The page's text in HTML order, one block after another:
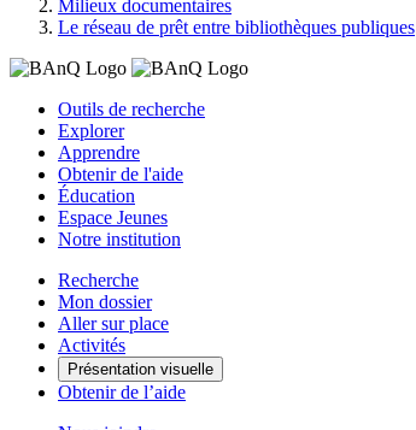
Milieux documentaires
Le réseau de prêt entre bibliothèques publiques
Outils de recherche
Explorer
Apprendre
Obtenir de l'aide
Éducation
Espace Jeunes
Notre institution
Recherche
Mon dossier
Aller sur place
Activités
Présentation visuelle
Obtenir de l’aide